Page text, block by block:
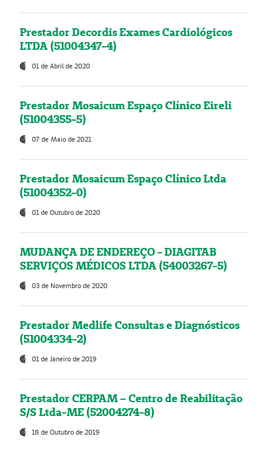
Prestador Decordis Exames Cardiológicos
LTDA (51004347-4)
01 de Abril de 2020
Prestador Mosaicum Espaço Clínico Eireli
(51004355-5)
07 de Maio de 2021
Prestador Mosaicum Espaço Clínico Ltda
(51004352-0)
01 de Outubro de 2020
MUDANÇA DE ENDEREÇO - DIAGITAB
SERVIÇOS MÉDICOS LTDA (54003267-5)
03 de Novembro de 2020
Prestador Medlife Consultas e Diagnósticos
(51004334-2)
01 de Janeiro de 2019
Prestador CERPAM – Centro de Reabilitação
S/S Ltda-ME (52004274-8)
18 de Outubro de 2019